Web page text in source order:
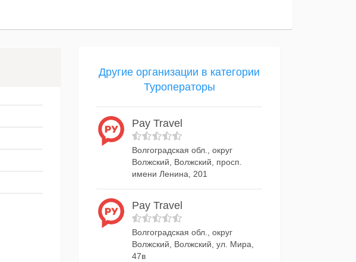
Другие организации в категории
Туроператоры
Pay Travel
Волгоградская обл., округ
Волжский, Волжский, просп.
имени Ленина, 201
Pay Travel
Волгоградская обл., округ
Волжский, Волжский, ул. Мира,
47в